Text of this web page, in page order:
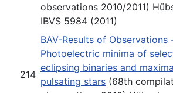
observations 2010/2011)
IBVS 5984 (2011)
214
BAV-Results of Observations
Photoelectric minima of
eclipsing binaries and
pulsating stars (68th